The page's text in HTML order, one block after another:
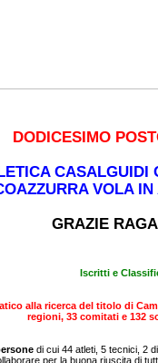
DODICESIMO
CASALGUIDI
VOLA
GRAZIE
Iscritti e
alla ricerca del titolo di
regioni, 33 comitati e 132
di cui 44 atleti, 5 tecnici, 2
per la buona riuscita di